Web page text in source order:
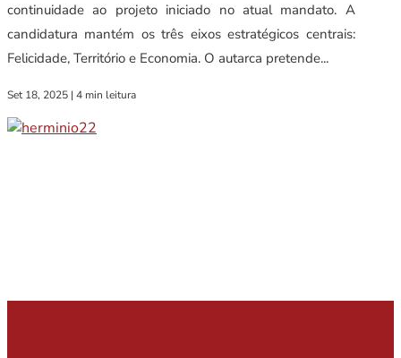
continuidade ao projeto iniciado no atual mandato. A
candidatura mantém os três eixos estratégicos centrais:
Felicidade, Território e Economia. O autarca pretende...
Set 18, 2025 | 4 min leitura